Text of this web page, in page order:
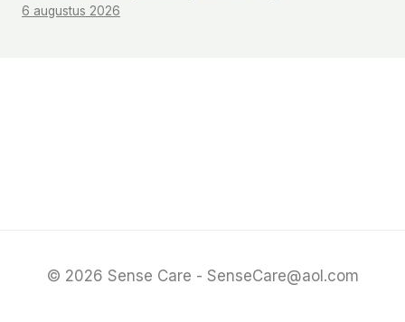
6 augustus 2026
© 2026 Sense Care - SenseCare@aol.com